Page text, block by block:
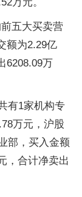
五大买卖营
额为2.29亿
6208.09万
有1家机构专
万元，沪股
部，买入金额
，合计净卖出